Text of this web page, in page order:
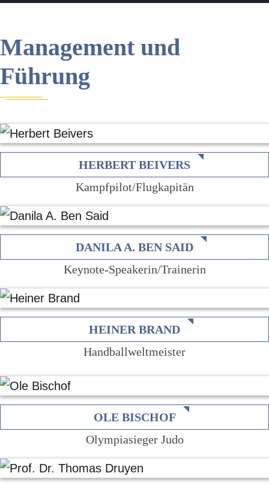
Management und
Führung
HERBERT BEIVERS
Kampfpilot/Flugkapitän
DANILA A. BEN SAID
Keynote-Speakerin/Trainerin
HEINER BRAND
Handballweltmeister
OLE BISCHOF
Olympiasieger Judo